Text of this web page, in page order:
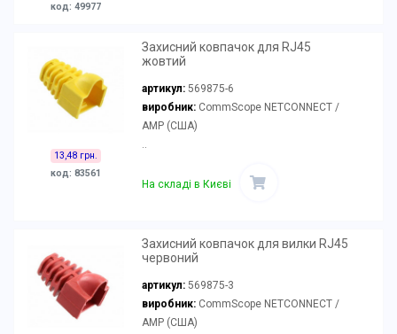
код: 49977
13,48 грн.
код: 83561
Захисний ковпачок для RJ45
жовтий
артикул: 569875-6
виробник:CommScope NETCONNECT /
AMP (США)
..
На складі в Києві
Захисний ковпачок для вилки RJ45
червоний
артикул: 569875-3
виробник:CommScope NETCONNECT /
AMP (США)